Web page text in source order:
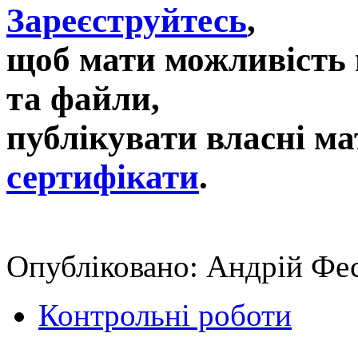
Зареєструйтесь,
щоб мати можливість
та файли,
публікувати власні
сертифікати.
Опубліковано: Андрій
Контрольні роботи